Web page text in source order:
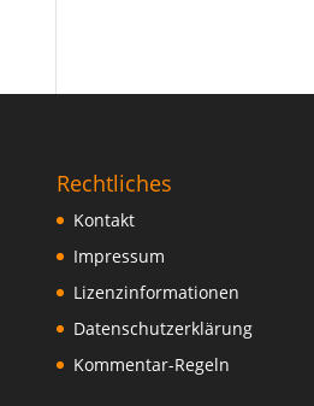
Rechtliches
Kontakt
Impressum
Lizenzinformationen
Datenschutzerklärung
Kommentar-Regeln